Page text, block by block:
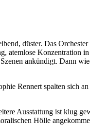
düster. Das Orchester
atemlose Konzentration
ankündigt. Dann
Rennert spalten sich
Ausstattung ist klug
Hölle